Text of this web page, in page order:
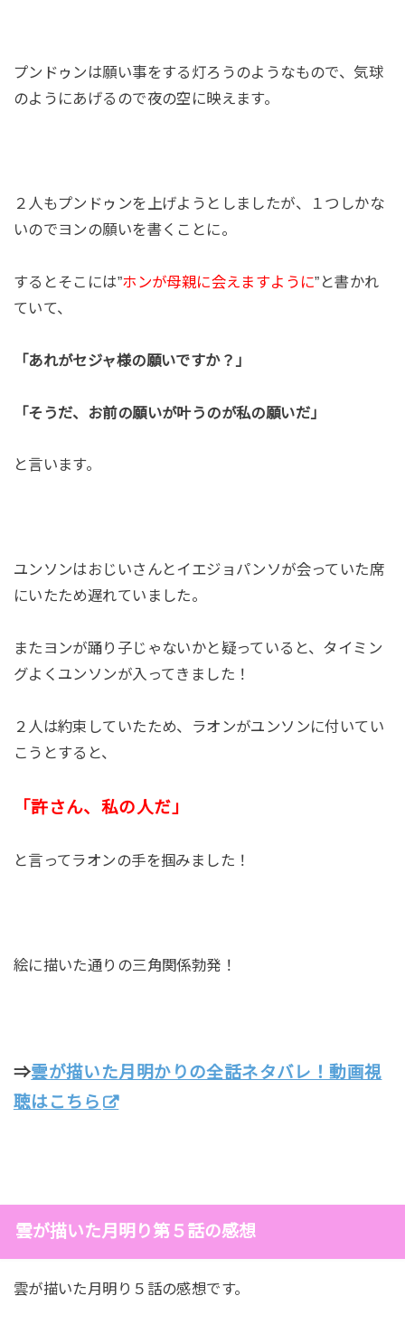
プンドゥンは願い事をする灯ろうのようなもので、気球
のようにあげるので夜の空に映えます。
２人もプンドゥンを上げようとしましたが、１つしかな
いのでヨンの願いを書くことに。
するとそこには”ホンが母親に会えますように”と書かれ
ていて、
「あれがセジャ様の願いですか？」
「そうだ、お前の願いが叶うのが私の願いだ」
と言います。
ユンソンはおじいさんとイエジョパンソが会っていた席
にいたため遅れていました。
またヨンが踊り子じゃないかと疑っていると、タイミン
グよくユンソンが入ってきました！
２人は約束していたため、ラオンがユンソンに付いてい
こうとすると、
「許さん、私の人だ」
と言ってラオンの手を掴みました！
絵に描いた通りの三角関係勃発！
⇒雲が描いた月明かりの全話ネタバレ！動画視
聴はこちら
雲が描いた月明り第５話の感想
雲が描いた月明り５話の感想です。